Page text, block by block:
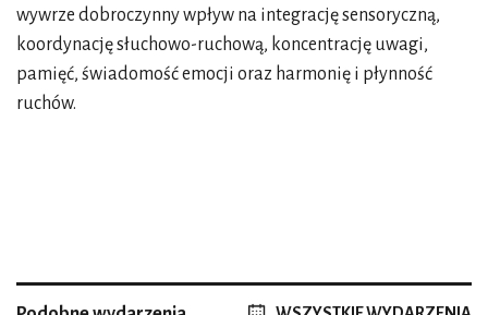
wywrze dobroczynny wpływ na integrację sensoryczną,
koordynację słuchowo-ruchową, koncentrację uwagi,
pamięć, świadomość emocji oraz harmonię i płynność
ruchów.